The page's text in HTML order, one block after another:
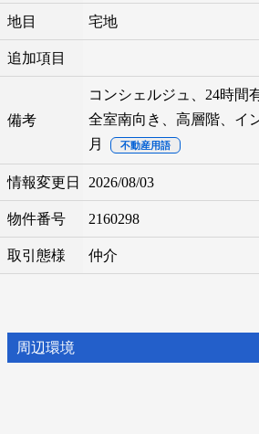
地目 宅地
追加項目
備考
コンシェルジュ、24時間
全室南向き、高層階、イ
月
不動産用語
情報変更日 2026/08/03
物件番号 2160298
取引態様 仲介
周辺環境